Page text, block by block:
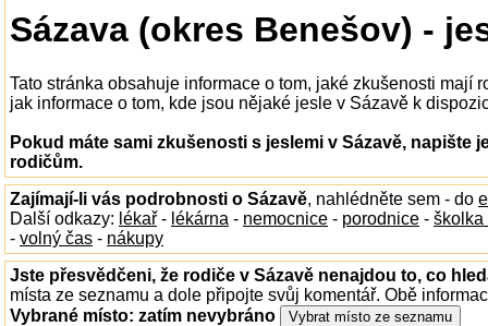
Sázava (okres Benešov) -
Tato stránka obsahuje informace o tom, jaké zkušenosti mají
jak informace o tom, kde jsou nějaké jesle v Sázavě k
Pokud máte sami zkušenosti s jeslemi v Sázavě, napište
rodičům.
Zajímají-li vás podrobnosti o Sázavě, nahlédněte sem - do
Další odkazy: lékař - lékárna - nemocnice - porodnice - školka
- volný čas - nákupy
Jste přesvědčeni, že rodiče v Sázavě nenajdou to, co
místa ze seznamu a dole připojte svůj komentář. Obě
Vybrané místo: zatím nevybráno